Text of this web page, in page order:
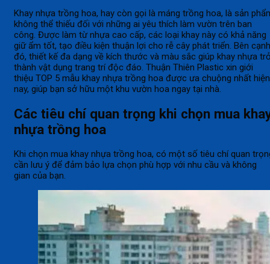
Khay nhựa trồng hoa, hay còn gọi là máng trồng hoa, là sản
không thể thiếu đối với những ai yêu thích làm vườn trên ban
công. Được làm từ nhựa cao cấp, các loại khay này có khả năng
giữ ẩm tốt, tạo điều kiện thuận lợi cho rễ cây phát triển. Bên cạnh
đó, thiết kế đa dạng về kích thước và màu sắc giúp khay nhựa
thành vật dụng trang trí độc đáo. Thuận Thiên Plastic xin giới
thiệu TOP 5 mẫu khay nhựa trồng hoa được ưa chuộng nhất hiện
nay, giúp bạn sở hữu một khu vườn hoa ngay tại nhà.
Các tiêu chí quan trọng khi chọn mua
nhựa trồng hoa
Khi chọn mua khay nhựa trồng hoa, có một số tiêu chí quan
cần lưu ý để đảm bảo lựa chọn phù hợp với nhu cầu và không
gian của bạn.